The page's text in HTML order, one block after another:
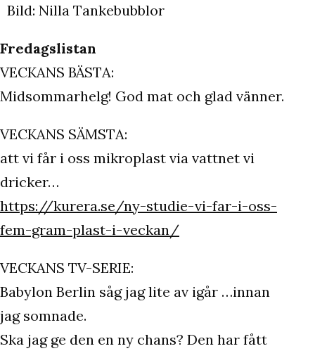
Bild: Nilla Tankebubblor
Fredagslistan
VECKANS BÄSTA:
Midsommarhelg! God mat och glad vänner.
VECKANS SÄMSTA:
att vi får i oss mikroplast via vattnet vi
dricker…
https://kurera.se/ny-studie-vi-far-i-oss-
fem-gram-plast-i-veckan/
VECKANS TV-SERIE:
Babylon Berlin såg jag lite av igår …innan
jag somnade.
Ska jag ge den en ny chans? Den har fått